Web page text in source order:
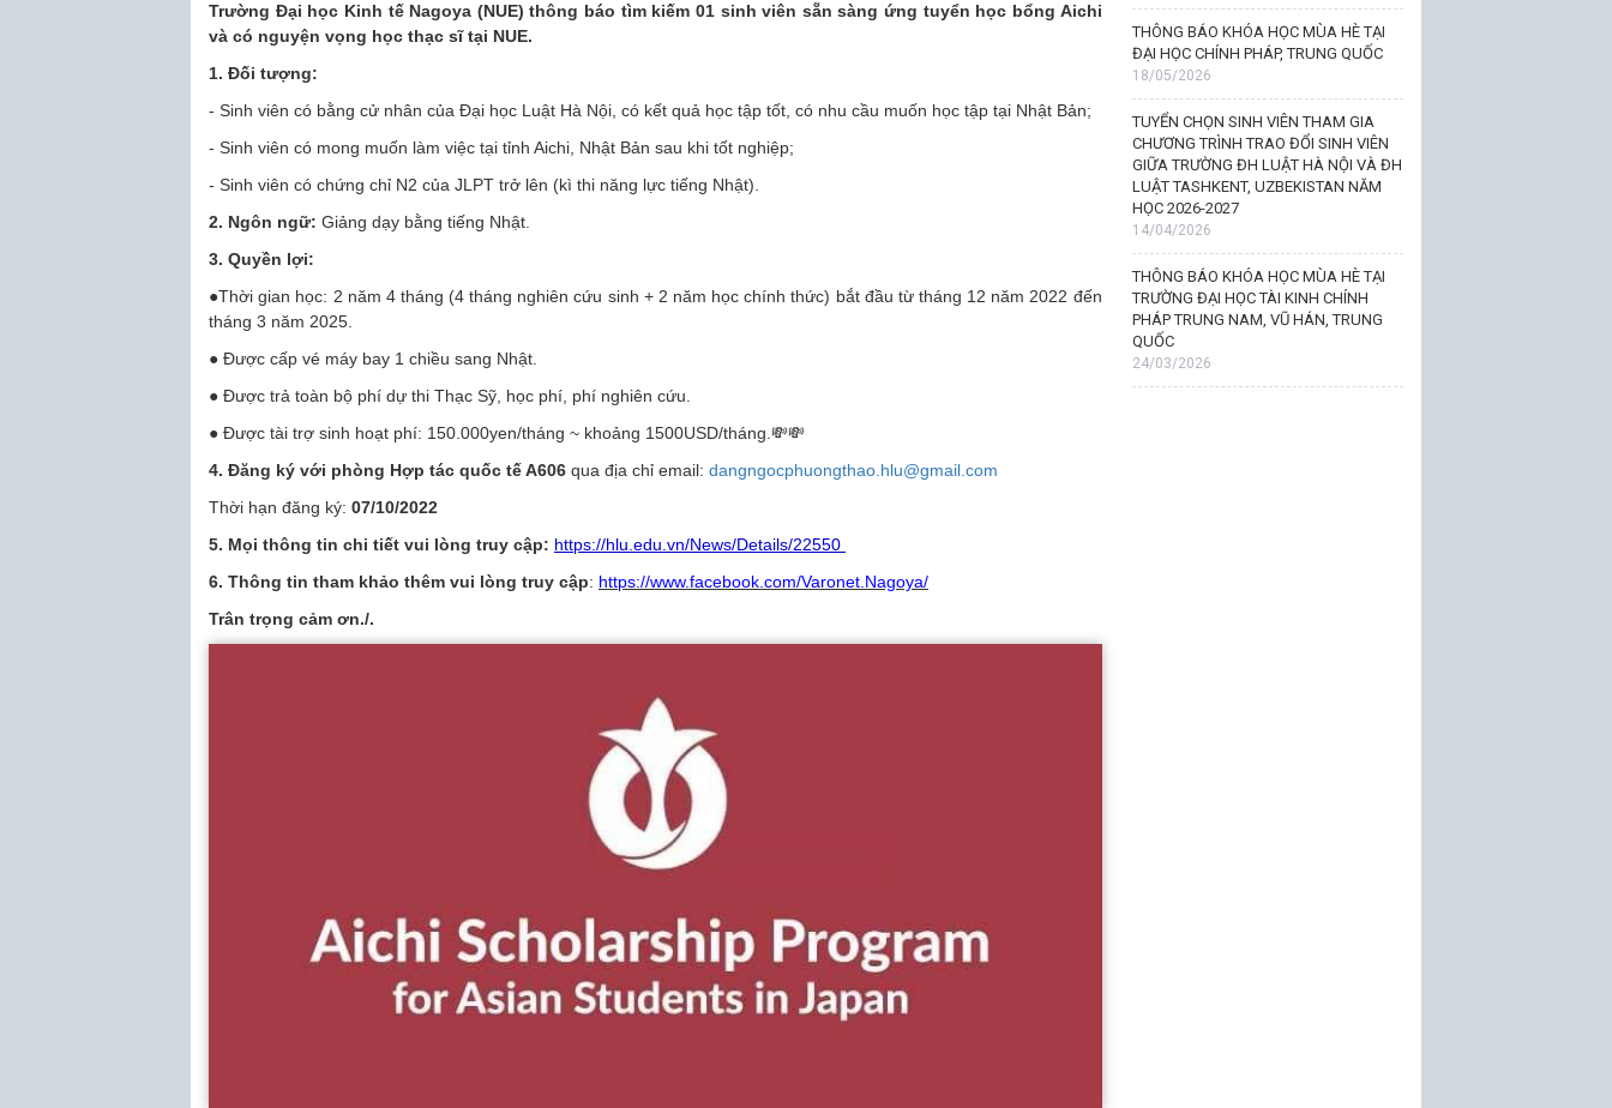
Trường Đại học Kinh tế Nagoya (NUE) thông báo tìm kiếm 01 sinh viên sẵn sàng ứng tuyển học bổng Aichi
và có nguyện vọng học thạc sĩ tại NUE.
1. Đối tượng:
- Sinh viên có bằng cử nhân của Đại học Luật Hà Nội, có kết quả học tập tốt, có nhu cầu muốn học tập tại Nhật Bản;
- Sinh viên có mong muốn làm việc tại tỉnh Aichi, Nhật Bản sau khi tốt nghiệp;
- Sinh viên có chứng chỉ N2 của JLPT trở lên (kì thi năng lực tiếng Nhật).
2. Ngôn ngữ: Giảng dạy bằng tiếng Nhật.
3. Quyền lợi:
●Thời gian học: 2 năm 4 tháng (4 tháng nghiên cứu sinh + 2 năm học chính thức) bắt đầu từ tháng 12 năm 2022 đến
tháng 3 năm 2025.
● Được cấp vé máy bay 1 chiều sang Nhật.
● Được trả toàn bộ phí dự thi Thạc Sỹ, học phí, phí nghiên cứu.
● Được tài trợ sinh hoạt phí: 150.000yen/tháng ~ khoảng 1500USD/tháng.💸💸
4. Đăng ký với phòng Hợp tác quốc tế A606 qua địa chỉ email: dangngocphuongthao.hlu@gmail.com
Thời hạn đăng ký: 07/10/2022
5. Mọi thông tin chi tiết vui lòng truy cập: https://hlu.edu.vn/News/Details/22550
6. Thông tin tham khảo thêm vui lòng truy cập: https://www.facebook.com/Varonet.Nagoya/
Trân trọng cảm ơn./.
THÔNG BÁO KHÓA HỌC MÙA HÈ TẠI
ĐẠI HỌC CHÍNH PHÁP, TRUNG QUỐC
18/05/2026
TUYỂN CHỌN SINH VIÊN THAM GIA
CHƯƠNG TRÌNH TRAO ĐỔI SINH VIÊN
GIỮA TRƯỜNG ĐH LUẬT HÀ NỘI VÀ ĐH
LUẬT TASHKENT, UZBEKISTAN NĂM
HỌC 2026-2027
14/04/2026
THÔNG BÁO KHÓA HỌC MÙA HÈ TẠI
TRƯỜNG ĐẠI HỌC TÀI KINH CHÍNH
PHÁP TRUNG NAM, VŨ HÁN, TRUNG
QUỐC
24/03/2026